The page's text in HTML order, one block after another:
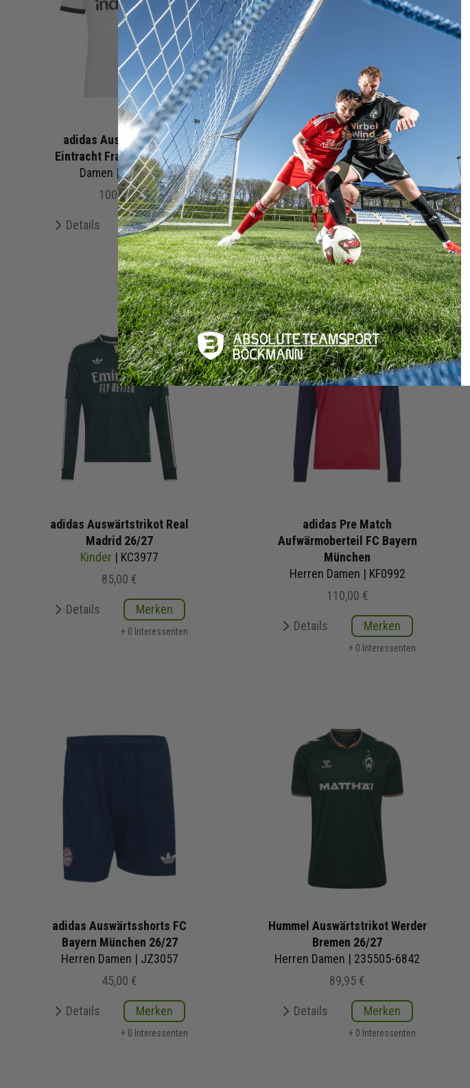
adidas Auswärtstrikot
Eintracht Frankfurt 26/27
Damen | KB1998
100,00 €
Details Merken
+ 0 Interessenten
Puma Ausweichtrikot Borussia
Dortmund 26/27
Kinder| 785666-17
79,95 €
Details Merken
+ 0 Interessenten
adidas Auswärtstrikot Real
Madrid 26/27
Kinder | KC3977
85,00 €
Details Merken
+ 0 Interessenten
adidas Pre Match
Aufwärmoberteil FC Bayern
München
Herren Damen | KF0992
110,00 €
Details Merken
+ 0 Interessenten
adidas Auswärtsshorts FC
Bayern München 26/27
Herren Damen | JZ3057
45,00 €
Details Merken
+ 0 Interessenten
Hummel Auswärtstrikot Werder
Bremen 26/27
Herren Damen | 235505-6842
89,95 €
Details Merken
+ 0 Interessenten